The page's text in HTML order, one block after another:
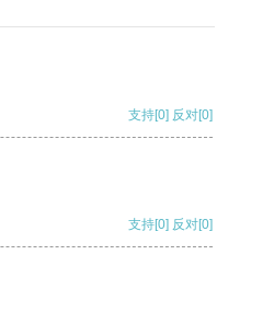
支持[0] 反对[0]
支持[0] 反对[0]